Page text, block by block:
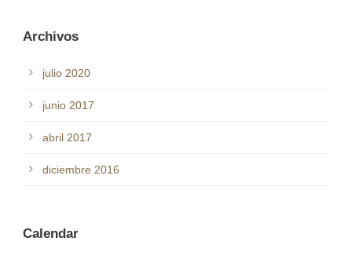
Archivos
julio 2020
junio 2017
abril 2017
diciembre 2016
Calendar